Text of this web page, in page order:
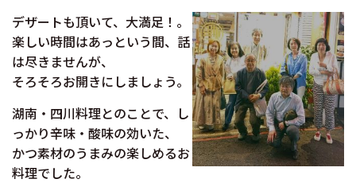
デザートも頂いて、大満足！。
楽しい時間はあっという間、話
は尽きませんが、
そろそろお開きにしましょう。
湖南・四川料理とのことで、し
っかり辛味・酸味の効いた、
かつ素材のうまみの楽しめるお
料理でした。